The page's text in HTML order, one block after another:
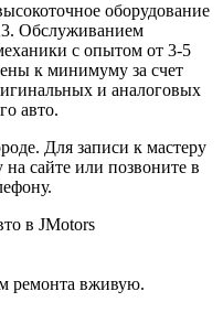
оборудование
Обслуживанием
с опытом от 3-5
к минимуму за счет
и аналоговых
авто.
Для записи к мастеру
на сайте или позвоните в
в JMotors
ремонта вживую.